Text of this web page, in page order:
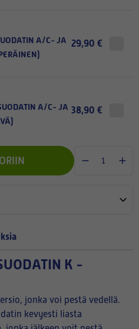
A/C- JA 29,90 €
A/C- JA 38,90 €
K -
jonka voi pestä vedellä.
kevyesti liasta